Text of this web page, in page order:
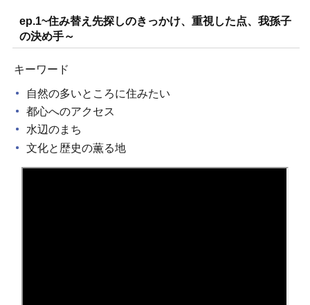
ep.1~住み替え先探しのきっかけ、重視した点、我孫子
の決め手～
キーワード
自然の多いところに住みたい
都心へのアクセス
水辺のまち
文化と歴史の薫る地